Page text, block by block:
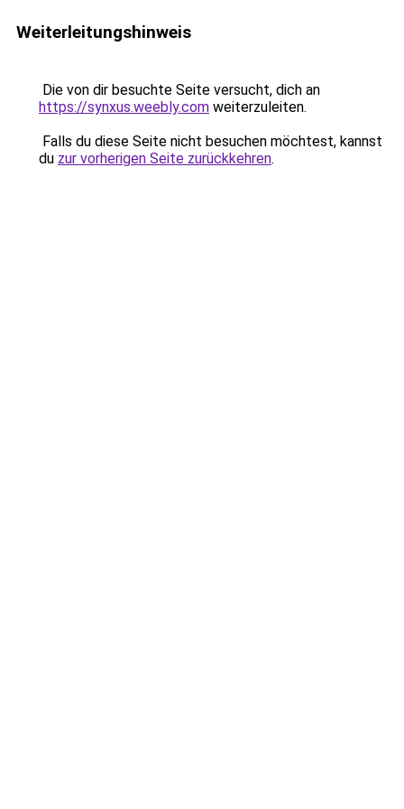
Weiterleitungshinweis
Die von dir besuchte Seite versucht, dich an
https://synxus.weebly.com weiterzuleiten.
Falls du diese Seite nicht besuchen möchtest, kannst
du zur vorherigen Seite zurückkehren.